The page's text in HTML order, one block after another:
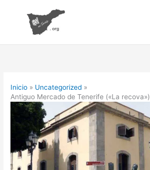
contenido
Inicio
Uncategorized
Antiguo Mercado de Tenerife («La recova»)